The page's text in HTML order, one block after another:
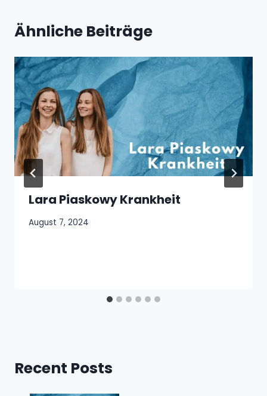
Ähnliche Beiträge
Lara Piaskowy Krankheit
August 7, 2024
Recent Posts